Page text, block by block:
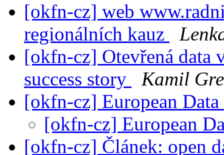
[okfn-cz] web
regionálních kauz
[okfn-cz] Otevřená data
success story
Kamil
[okfn-cz] European
[okfn-cz] European
[okfn-cz] Článek: open